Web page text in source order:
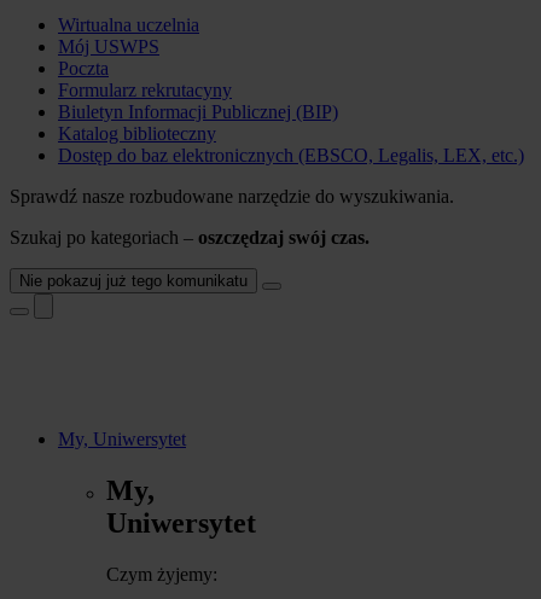
Wirtualna uczelnia
Mój USWPS
Poczta
Formularz rekrutacyny
Biuletyn Informacji Publicznej (BIP)
Katalog biblioteczny
Dostęp do baz elektronicznych (EBSCO, Legalis, LEX, etc.)
Sprawdź nasze rozbudowane narzędzie do wyszukiwania.
Szukaj po kategoriach – oszczędzaj swój czas.
Nie pokazuj już tego komunikatu
My, Uniwersytet
My,
Uniwersytet
Czym żyjemy: